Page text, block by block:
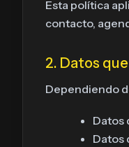
Esta política
contacto,
2. Datos
Dependiendo
Datos
Datos